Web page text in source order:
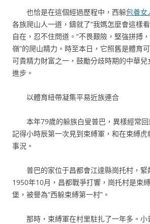
也恰是在這個經過歷程中，西躲包養女
各族爬山人一道，鑄就了“我媽怎麼會這樣
自在，忍不住問道。“不畏艱險，堅強拼搏
嶺”的爬山精力。時至本日，它照舊是體育
可貴精力財富之一，鼓勵分歧時期的中華
進步。
以體育紐帶凝集平易近族連合
本年79歲的躲族白叟普巴，異樣經常
記得小時辰第一次見到束縛軍，和在束縛
事況。
普巴的家位于昌都會江達縣崗托村，緊
1950年10月，昌都戰爭打響，崗托村是束
堡，被譽為“西躲束縛第一村”。
那時，束縛軍在村里駐扎了一年多。小